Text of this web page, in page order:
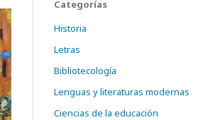
Categorías
Historia
Letras
Bibliotecología
Lenguas y literaturas modernas
Ciencias de la educación